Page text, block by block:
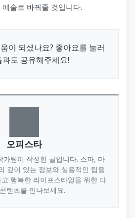
술로 바꿔줄 것입니다.
이 되셨나요? 좋아요를 눌러
도 공유해주세요!
오피스타
가팀이 작성한 글입니다. 스파, 마
깊이 있는 정보와 실용적인 팁을
행복한 라이프스타일을 위한 다
텐츠를 만나보세요.